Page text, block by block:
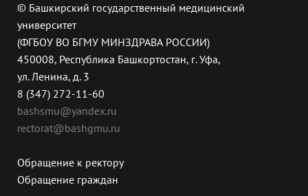
© Башкирский государственный медицинский
университет
(ФГБОУ ВО БГМУ МИНЗДРАВА РОССИИ)
450008, Республика Башкортостан, г. Уфа,
ул. Ленина, д. 3
8 (347) 272-11-60
bashsmu@yandex.ru
rectorat@bashgmu.ru
Обращение к ректору
Обращение граждан